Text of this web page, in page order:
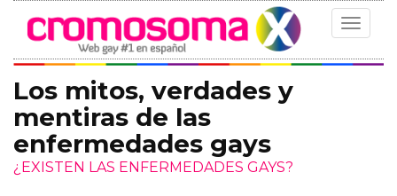
Toggle
Los mitos, verdades y
mentiras de las
enfermedades gays
¿EXISTEN LAS ENFERMEDADES GAYS?